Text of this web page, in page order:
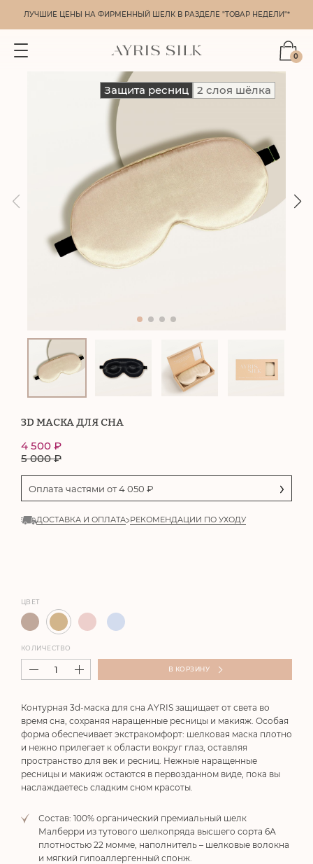
ЛУЧШИЕ ЦЕНЫ НА ФИРМЕННЫЙ ШЕЛК В РАЗДЕЛЕ "ТОВАР НЕДЕЛИ"*
0
Защита ресниц 2 слоя шёлка
3D МАСКА ДЛЯ СНА
5 000₽
4 500 ₽
Оплата частями от4 050 ₽
ДОСТАВКА И ОПЛАТА РЕКОМЕНДАЦИИ ПО УХОДУ
Контурная 3d-маска для сна AYRIS защищает от света во
время сна, сохраняя наращенные ресницы и макияж. Особая
форма обеспечивает экстракомфорт: шелковая маска плотно
и нежно прилегает к области вокруг глаз, оставляя
пространство для век и ресниц. Нежные наращенные
ресницы и макияж остаются в первозданном виде, пока вы
наслаждаетесь сладким сном красоты.
Состав: 100% органический премиальный шелк
Малберри из тутового шелкопряда высшего сорта 6А
плотностью 22 момме, наполнитель – шелковые волокна
и мягкий гипоаллергенный спонж.
ЦВЕТ
КОЛИЧЕСТВО
В КОРЗИНУ